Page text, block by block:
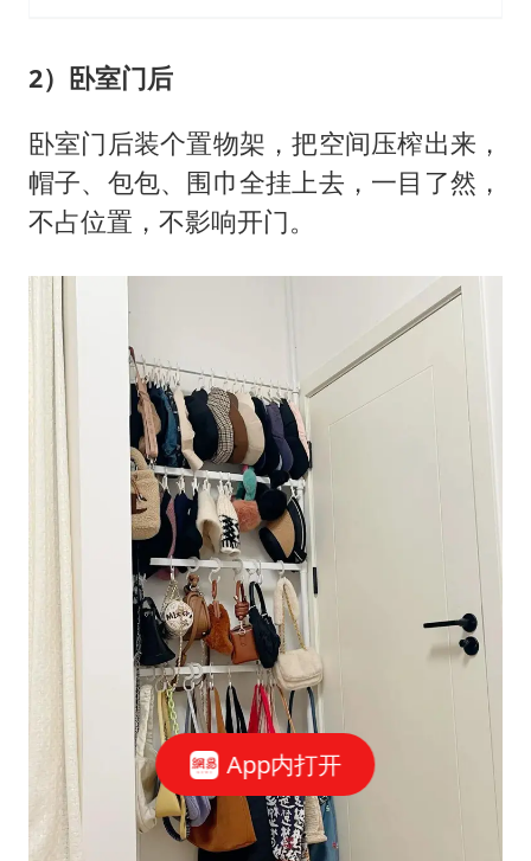
2）卧室门后
卧室门后装个置物架，把空间压榨出来，
帽子、包包、围巾全挂上去，一目了然，
不占位置，不影响开门。
App内打开